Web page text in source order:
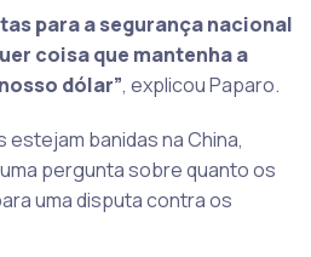
para a segurança nacional
coisa que mantenha a
dólar”, explicou Paparo.
banidas na China,
pergunta sobre quanto os
uma disputa contra os